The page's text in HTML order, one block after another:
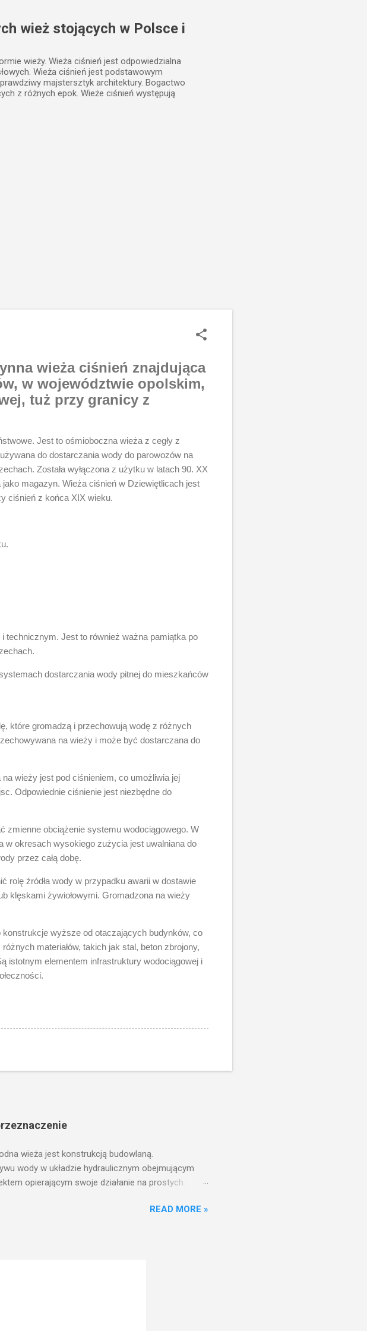
wież stojących w Polsce i
wieży. Wieża ciśnień jest odpowiedzialna
Wieża ciśnień jest podstawowym
majstersztyk architektury. Bogactwo
z różnych epok. Wieże ciśnień występują
wieża ciśnień znajdująca
w województwie opolskim,
tuż przy granicy z
Jest to ośmioboczna wieża z cegły z
do dostarczania wody do parowozów na
Została wyłączona z użytku w latach 90. XX
magazyn. Wieża ciśnień w Dziewiętlicach jest
ciśnień z końca XIX wieku.
Jest to również ważna pamiątka po
dostarczania wody pitnej do mieszkańców
które gromadzą i przechowują wodę z różnych
na wieży i może być dostarczana do
wieży jest pod ciśnieniem, co umożliwia jej
Odpowiednie ciśnienie jest niezbędne do
zmienne obciążenie systemu wodociągowego. W
okresach wysokiego zużycia jest uwalniana do
przez całą dobę.
rolę źródła wody w przypadku awarii w dostawie
klęskami żywiołowymi. Gromadzona na wieży
wyższe od otaczających budynków, co
materiałów, takich jak stal, beton zbrojony,
istotnym elementem infrastruktury wodociągowej i
wieża jest konstrukcją budowlaną.
wody w układzie hydraulicznym obejmującym
opierającym swoje działanie na prostych
Podstawową funkcją wież ciśnień jest zwiększanie
gromadząca się woda w zbiorniku wieży ciśnień
READ MORE »